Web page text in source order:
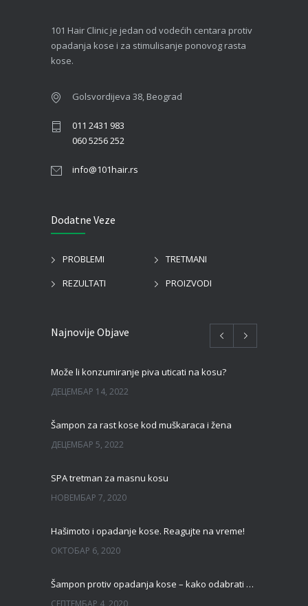
101 Hair Clinic je jedan od vodećih centara protiv
opadanja kose i za stimulisanje ponovog rasta
kose.
Golsvordijeva 38, Beograd
011 2431 983
060 5256 252
info@101hair.rs
Dodatne Veze
PROBLEMI
TRETMANI
REZULTATI
PROIZVODI
Najnovije Objave
Može li konzumiranje piva uticati na kosu?
ДЕЦЕМБАР 14, 2022
Šampon za rast kose kod muškaraca i žena
ДЕЦЕМБАР 5, 2022
SPA tretman za masnu kosu
НОВЕМБАР 7, 2020
Hašimoto i opadanje kose. Reagujte na vreme!
ОКТОБАР 6, 2020
Šampon protiv opadanja kose – kako odabrati pravi?